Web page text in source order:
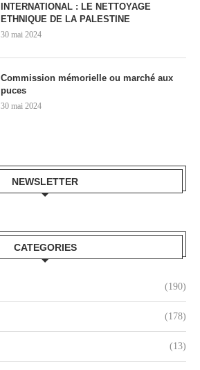
INTERNATIONAL : LE NETTOYAGE
ETHNIQUE DE LA PALESTINE
30 mai 2024
Commission mémorielle ou marché aux
puces
30 mai 2024
NEWSLETTER
CATEGORIES
(190)
(178)
(13)